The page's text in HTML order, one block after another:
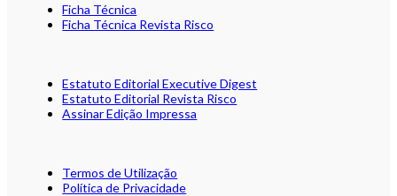
Ficha Técnica
Ficha Técnica Revista Risco
Estatuto Editorial Executive Digest
Estatuto Editorial Revista Risco
Assinar Edição Impressa
Termos de Utilização
Política de Privacidade